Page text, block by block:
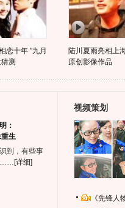
恋十年 "九月
测
陆川夏雨亮相上
原创影像作品
：
生
到，有些事
…… [详细]
视频策划
《先锋